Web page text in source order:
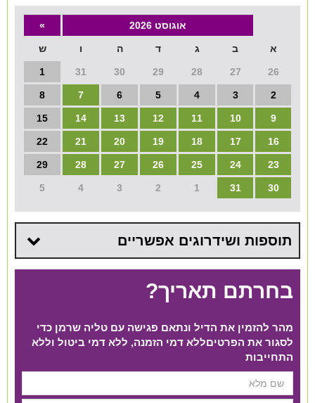
קבוצת וואטסאפ-ספקים עונים LIVE
שירות אישי בקליק
אוגוסט 2026 »
א ב ג ד ה ו ש
26
27
28
29
30
31
1
2
3
4
5
6
7
8
9
10
11
12
13
14
15
16
17
18
19
20
21
22
23
24
25
26
27
28
29
30
31
1
2
3
4
5
תוספות ושידרוגים אפשריים
בחרתם תאריך?
מהר להזמין את הדיל ונתאם פגישה עם טליה שרמן כדי
לסגור את הפרטים​ ללא דמי הזמנה, ללא דמי ביטול וללא
התחייבות